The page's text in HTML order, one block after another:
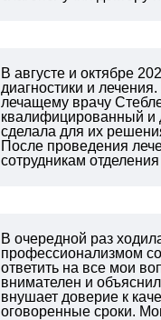
В августе и октябре
диагностики и
лечащему врачу
квалифицированный и
сделала для их
После проведения
сотрудникам
В очередной раз
профессионализмом
ответить на все мои
внимателен и
внушает доверие к
оговоренные сроки.